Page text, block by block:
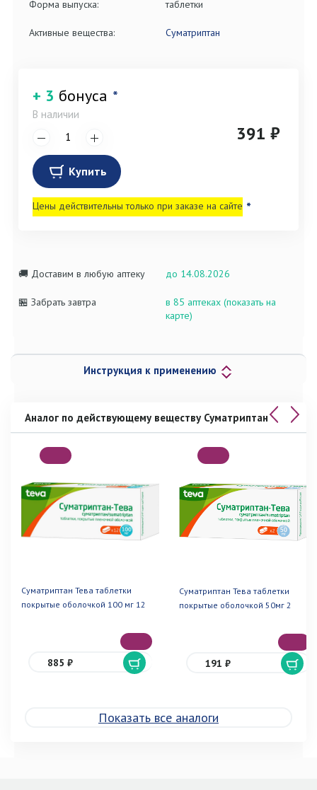
Форма выпуска: таблетки
Активные вещества: Суматриптан
+ 3 бонуса *
В наличии
391 ₽
Купить
Цены действительны только при заказе на сайте *
🚚 Доставим в любую аптеку до 14.08.2026
🏪 Забрать завтра
в 85 аптеках (показать на
карте)
Инструкция к применению
Аналог по действующему веществу Суматриптан
Суматриптан Тева таблетки
покрытые оболочкой 100 мг 12
885 ₽
Суматриптан Тева таблетки
покрытые оболочкой 50мг 2
191 ₽
Показать все аналоги